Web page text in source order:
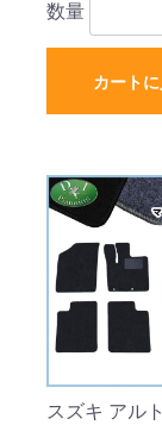
数量
カート
スズキ アル